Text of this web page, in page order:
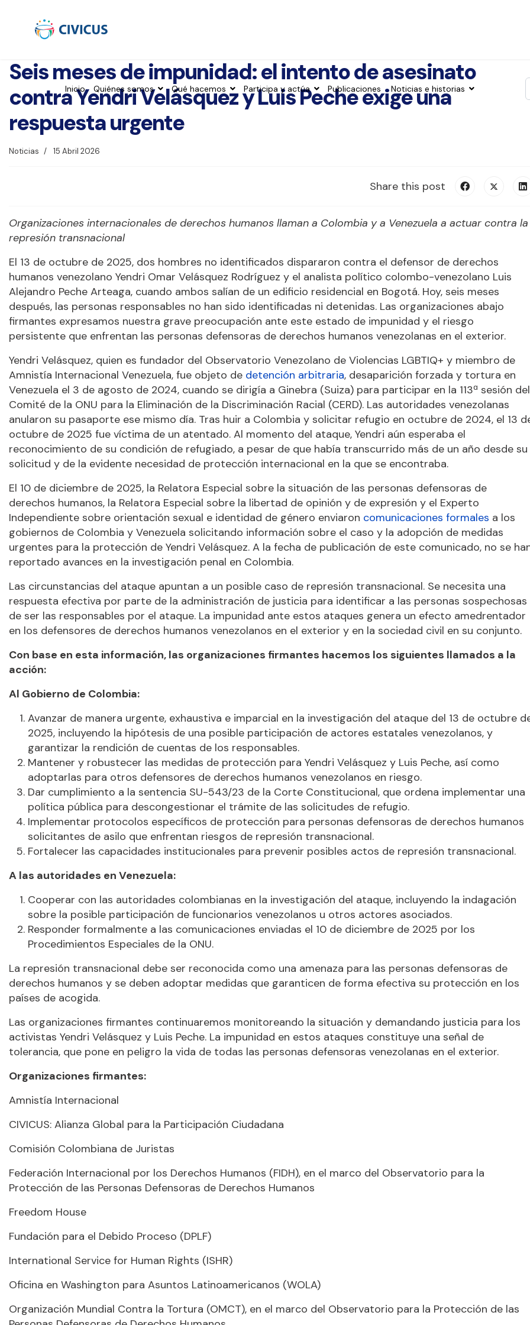
Inicio Quiénes somos Qué hacemos Participa y actúa Publicaciones Noticias e historias
Seis meses de impunidad: el intento de asesinato
contra Yendri Velásquez y Luis Peche exige una
respuesta urgente
Noticias 15 Abril 2026
Share this post
Organizaciones internacionales de derechos humanos llaman a Colombia y a Venezuela a actuar contra la
represión transnacional
El 13 de octubre de 2025, dos hombres no identificados dispararon contra el defensor de derechos
humanos venezolano Yendri Omar Velásquez Rodríguez y el analista político colombo-venezolano Luis
Alejandro Peche Arteaga, cuando ambos salían de un edificio residencial en Bogotá. Hoy, seis meses
después, las personas responsables no han sido identificadas ni detenidas. Las organizaciones abajo
firmantes expresamos nuestra grave preocupación ante este estado de impunidad y el riesgo
persistente que enfrentan las personas defensoras de derechos humanos venezolanas en el exterior.
Yendri Velásquez, quien es fundador del Observatorio Venezolano de Violencias LGBTIQ+ y miembro de
Amnistía Internacional Venezuela, fue objeto de detención arbitraria, desaparición forzada y tortura en
Venezuela el 3 de agosto de 2024, cuando se dirigía a Ginebra (Suiza) para participar en la 113ª sesión del
Comité de la ONU para la Eliminación de la Discriminación Racial (CERD). Las autoridades venezolanas
anularon su pasaporte ese mismo día. Tras huir a Colombia y solicitar refugio en octubre de 2024, el 13
octubre de 2025 fue víctima de un atentado. Al momento del ataque, Yendri aún esperaba el
reconocimiento de su condición de refugiado, a pesar de que había transcurrido más de un año desde su
solicitud y de la evidente necesidad de protección internacional en la que se encontraba.
El 10 de diciembre de 2025, la Relatora Especial sobre la situación de las personas defensoras de
derechos humanos, la Relatora Especial sobre la libertad de opinión y de expresión y el Experto
Independiente sobre orientación sexual e identidad de género enviaron comunicaciones formales a los
gobiernos de Colombia y Venezuela solicitando información sobre el caso y la adopción de medidas
urgentes para la protección de Yendri Velásquez. A la fecha de publicación de este comunicado, no se
reportado avances en la investigación penal en Colombia.
Las circunstancias del ataque apuntan a un posible caso de represión transnacional. Se necesita una
respuesta efectiva por parte de la administración de justicia para identificar a las personas sospechosas
de ser las responsables por el ataque. La impunidad ante estos ataques genera un efecto amedrentador
en los defensores de derechos humanos venezolanos en el exterior y en la sociedad civil en su conjunto.
Con base en esta información, las organizaciones firmantes hacemos los siguientes llamados a la
acción:
Al Gobierno de Colombia:
Avanzar de manera urgente, exhaustiva e imparcial en la investigación del ataque del 13 de octubre
2025, incluyendo la hipótesis de una posible participación de actores estatales venezolanos, y
garantizar la rendición de cuentas de los responsables.
Mantener y robustecer las medidas de protección para Yendri Velásquez y Luis Peche, así como
adoptarlas para otros defensores de derechos humanos venezolanos en riesgo.
Dar cumplimiento a la sentencia SU-543/23 de la Corte Constitucional, que ordena implementar una
política pública para descongestionar el trámite de las solicitudes de refugio.
Implementar protocolos específicos de protección para personas defensoras de derechos humanos
solicitantes de asilo que enfrentan riesgos de represión transnacional.
Fortalecer las capacidades institucionales para prevenir posibles actos de represión transnacional.
A las autoridades en Venezuela:
Cooperar con las autoridades colombianas en la investigación del ataque, incluyendo la indagación
sobre la posible participación de funcionarios venezolanos u otros actores asociados.
Responder formalmente a las comunicaciones enviadas el 10 de diciembre de 2025 por los
Procedimientos Especiales de la ONU.
La represión transnacional debe ser reconocida como una amenaza para las personas defensoras de
derechos humanos y se deben adoptar medidas que garanticen de forma efectiva su protección en los
países de acogida.
Las organizaciones firmantes continuaremos monitoreando la situación y demandando justicia para los
activistas Yendri Velásquez y Luis Peche. La impunidad en estos ataques constituye una señal de
tolerancia, que pone en peligro la vida de todas las personas defensoras venezolanas en el exterior.
Organizaciones firmantes:
Amnistía Internacional
CIVICUS: Alianza Global para la Participación Ciudadana
Comisión Colombiana de Juristas
Federación Internacional por los Derechos Humanos (FIDH), en el marco del Observatorio para la
Protección de las Personas Defensoras de Derechos Humanos
Freedom House
Fundación para el Debido Proceso (DPLF)
International Service for Human Rights (ISHR)
Oficina en Washington para Asuntos Latinoamericanos (WOLA)
Organización Mundial Contra la Tortura (OMCT), en el marco del Observatorio para la Protección de las